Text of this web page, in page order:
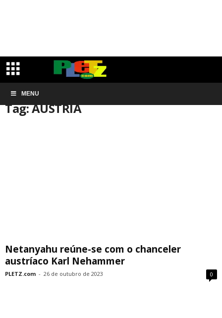
MENU
Início Tags
Tag: AUSTRIA
Netanyahu reúne-se com o chanceler
austríaco Karl Nehammer
PLETZ.com - 26 de outubro de 2023 0